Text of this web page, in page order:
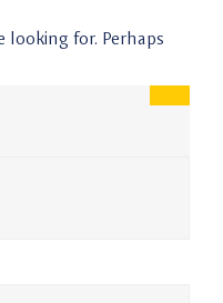
looking for. Perhaps